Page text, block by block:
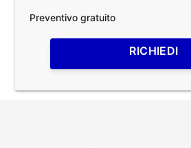
Preventivo gratuito
RICHIEDI